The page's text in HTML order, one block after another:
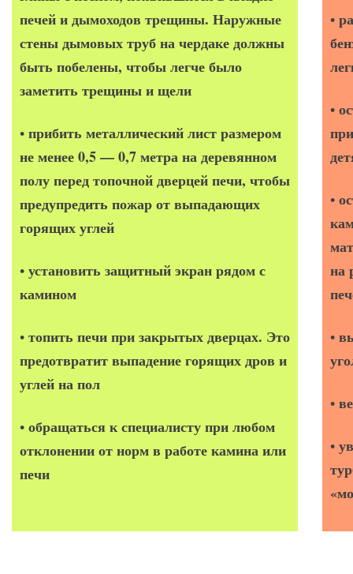
печей и дымоходов трещины. Наружные
стены дымовых труб на чердаке должны
быть побелены, чтобы легче было
заметить трещины и щели
• прибить металлический лист размером
не менее 0,5 — 0,7 метра на деревянном
полу перед топочной дверцей печи, чтобы
предупредить пожар от выпадающих
горящих углей
• установить защитный экран рядом с
камином
• топить печи при закрытых дверцах. Это
предотвратит выпадение горящих дров и
углей на пол
• обращаться к специалисту при любом
отклонении от норм в работе камина или
печи
•
•
•
на
•
•
•